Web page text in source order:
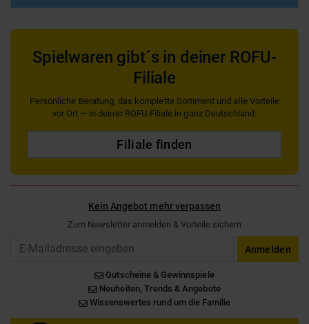
Spielwaren gibt´s in deiner ROFU-
Filiale
Persönliche Beratung, das komplette Sortiment und alle Vorteile
vor Ort — in deiner ROFU-Filiale in ganz Deutschland.
Filiale finden
Kein Angebot mehr verpassen
Zum Newsletter anmelden & Vorteile sichern
Anmelden
Gutscheine & Gewinnspiele
Neuheiten, Trends & Angebote
Wissenswertes rund um die Familie